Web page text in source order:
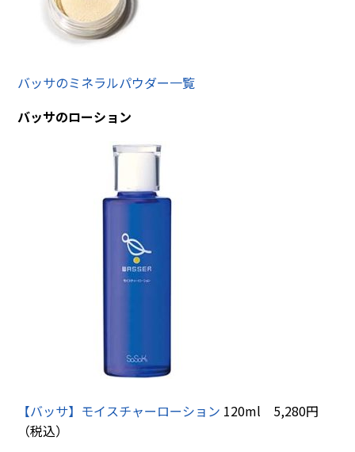
バッサのミネラルパウダー一覧
バッサのローション
【バッサ】モイスチャーローション 120ml 5,280円
（税込）